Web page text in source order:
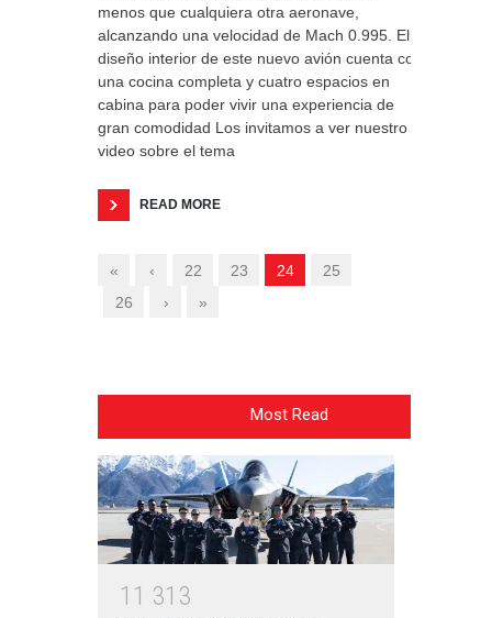
menos que cualquiera otra aeronave,
alcanzando una velocidad de Mach 0.995. El
diseño interior de este nuevo avión cuenta con
una cocina completa y cuatro espacios en
cabina para poder vivir una experiencia de
gran comodidad Los invitamos a ver nuestro
video sobre el tema
READ MORE
« ‹ 22 23 24
25
26
› »
Most Read
1 1 31 3